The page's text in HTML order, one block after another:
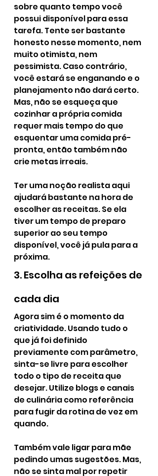
sobre quanto tempo você
possui disponível para essa
tarefa. Tente ser bastante
honesto nesse momento, nem
muito otimista, nem
pessimista. Caso contrário,
você estará se enganando e o
planejamento não dará certo.
Mas, não se esqueça que
cozinhar a própria comida
requer mais tempo do que
esquentar uma comida pré-
pronta, então também não
crie metas irreais.
Ter uma noção realista aqui
ajudará bastante na hora de
escolher as receitas. Se ela
tiver um tempo de preparo
superior ao seu tempo
disponível, você já pula para a
próxima.
3. Escolha as refeições de
cada dia
Agora sim é o momento da
criatividade. Usando tudo o
que já foi definido
previamente com parâmetro,
sinta-se livre para escolher
todo o tipo de receita que
desejar. Utilize blogs e canais
de culinária como referência
para fugir da rotina de vez em
quando.
Também vale ligar para mãe
pedindo umas sugestões. Mas,
não se sinta mal por repetir